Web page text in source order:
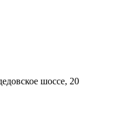
шоссе, 20